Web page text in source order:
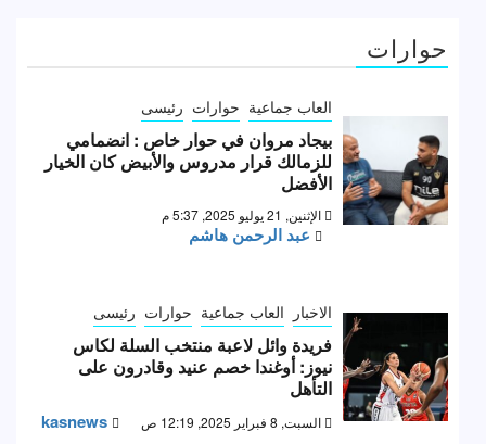
حوارات
العاب جماعية حوارات رئيسى
بيجاد مروان في حوار خاص : انضمامي
للزمالك قرار مدروس والأبيض كان الخيار
الأفضل
الإثنين, 21 يوليو 2025, 5:37 م
عبد الرحمن هاشم
الاخبار العاب جماعية حوارات رئيسى
فريدة وائل لاعبة منتخب السلة لكاس
نيوز: أوغندا خصم عنيد وقادرون على
التأهل
السبت, 8 فبراير 2025, 12:19 ص kasnews